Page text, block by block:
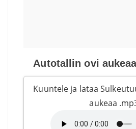
Autotallin ovi
Kuuntele ja lataa
aukeaa